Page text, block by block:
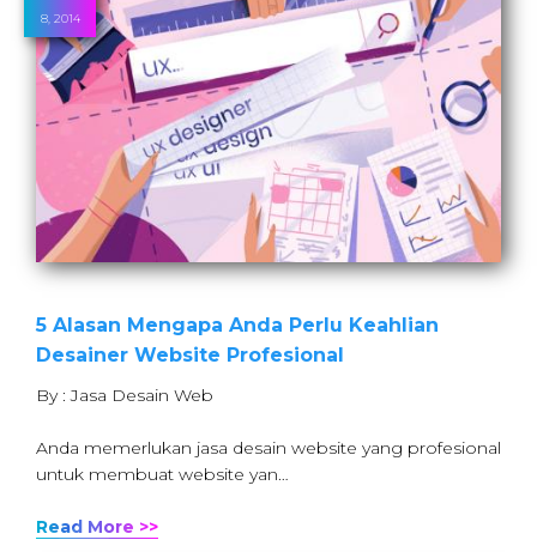
8, 2014
5 Alasan Mengapa Anda Perlu Keahlian
Desainer Website Profesional
By : Jasa Desain Web
Anda memerlukan jasa desain website yang profesional
untuk membuat website yan…
Read More >>